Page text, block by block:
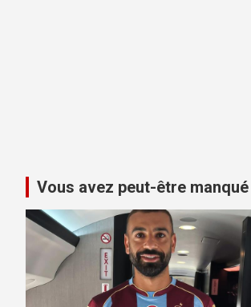
Vous avez peut-être manqué